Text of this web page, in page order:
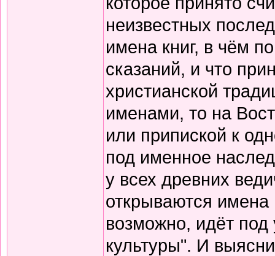
неизвестных
имена книг, в чём
сказаний, и что
христианской
именами, то на
или припиской к
под именное
у всех древних
открываются имена
возможно, идёт под
культуры". И